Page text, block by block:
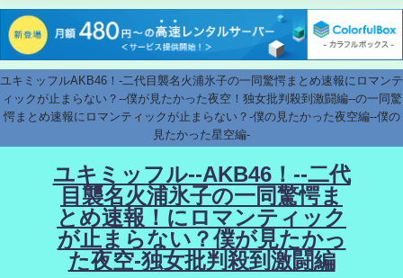
ユキミッフルAKB46！-二代目襲名火浦氷子の一同驚愕まとめ速報にロマンテ
ィックが止まらない？--僕が見たかった夜空！独女批判殺到激闘編--の一同驚
愕まとめ速報にロマンティックが止まらない？-僕の見たかった夜空編--僕の
見たかった星空編-
ユキミッフル--AKB46！--二代
目襲名火浦氷子の一同驚愕ま
とめ速報！にロマンティック
が止まらない？僕が見たかっ
た夜空-独女批判殺到激闘編